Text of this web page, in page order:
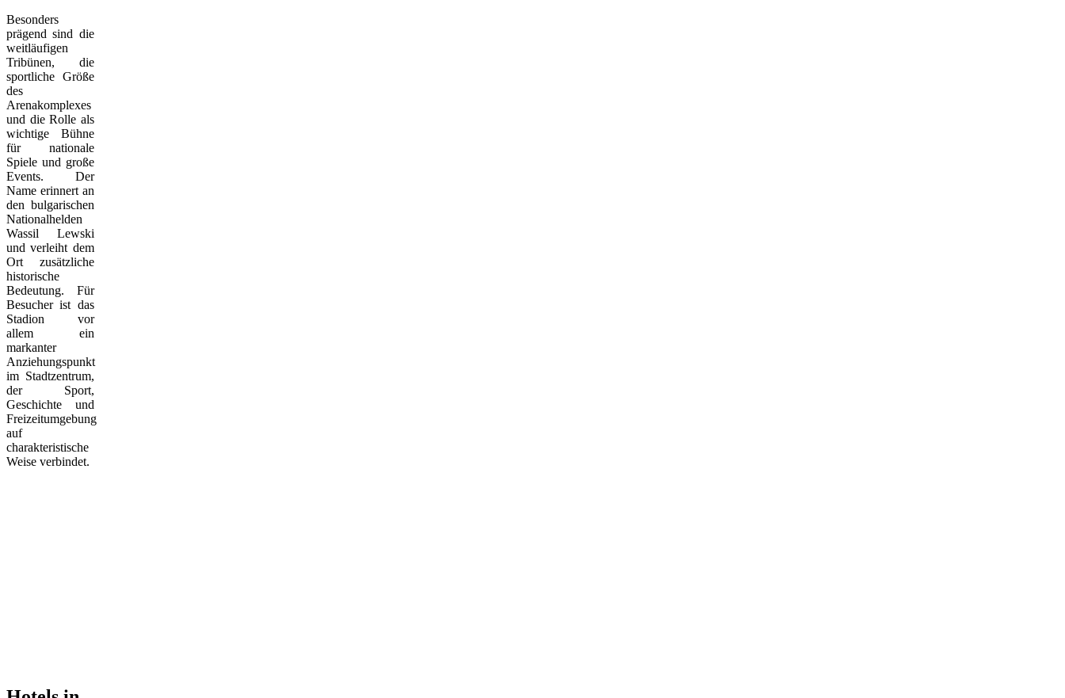
Besonders
prägend sind die
weitläufigen
Tribünen, die
sportliche Größe
des
Arenakomplexes
und die Rolle als
wichtige Bühne
für nationale
Spiele und große
Events. Der
Name erinnert an
den bulgarischen
Nationalhelden
Wassil Lewski
und verleiht dem
Ort zusätzliche
historische
Bedeutung. Für
Besucher ist das
Stadion vor
allem ein
markanter
Anziehungspunkt
im Stadtzentrum,
der Sport,
Geschichte und
Freizeitumgebung
auf
charakteristische
Weise verbindet.